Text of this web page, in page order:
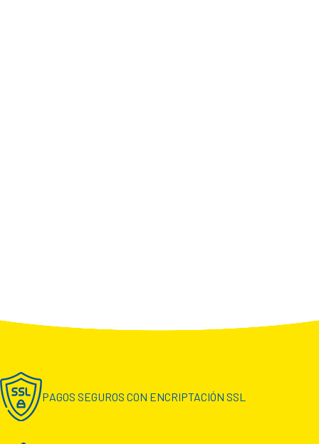
PAGOS SEGUROS CON ENCRIPTACIÓN SSL